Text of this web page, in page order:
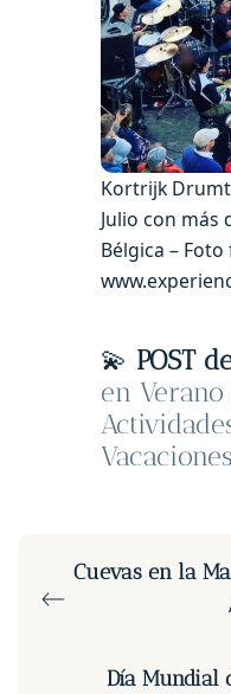
Kortrijk
Julio con más
Bélgica –
💫 POST
en
Vacaciones
Cuevas en la
Día Mundial